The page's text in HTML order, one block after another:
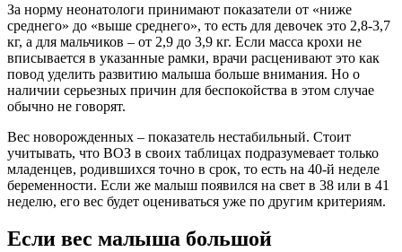
За норму неонатологи принимают показатели от «ниже
среднего» до «выше среднего», то есть для девочек это 2,8-3,7
кг, а для мальчиков – от 2,9 до 3,9 кг. Если масса крохи не
вписывается в указанные рамки, врачи расценивают это как
повод уделить развитию малыша больше внимания. Но о
наличии серьезных причин для беспокойства в этом случае
обычно не говорят.
Вес новорожденных – показатель нестабильный. Стоит
учитывать, что ВОЗ в своих таблицах подразумевает только
младенцев, родившихся точно в срок, то есть на 40-й неделе
беременности. Если же малыш появился на свет в 38 или в 41
неделю, его вес будет оцениваться уже по другим критериям.
Если вес малыша большой